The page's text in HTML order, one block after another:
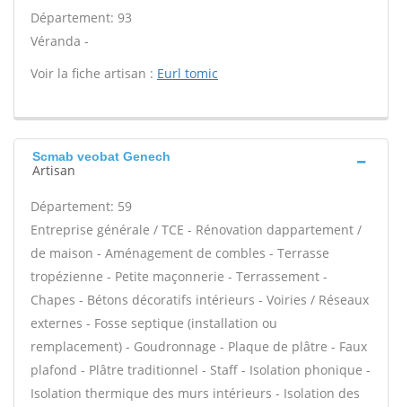
Département: 93
Véranda -
Voir la fiche artisan : Eurl tomic
Scmab veobat Genech
Artisan
Département: 59
Entreprise générale / TCE - Rénovation dappartement /
de maison - Aménagement de combles - Terrasse
tropézienne - Petite maçonnerie - Terrassement -
Chapes - Bétons décoratifs intérieurs - Voiries / Réseaux
externes - Fosse septique (installation ou
remplacement) - Goudronnage - Plaque de plâtre - Faux
plafond - Plâtre traditionnel - Staff - Isolation phonique -
Isolation thermique des murs intérieurs - Isolation des